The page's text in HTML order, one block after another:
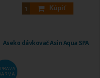
Kúpiť
Aseko dávkovač Asin Aqua SPA